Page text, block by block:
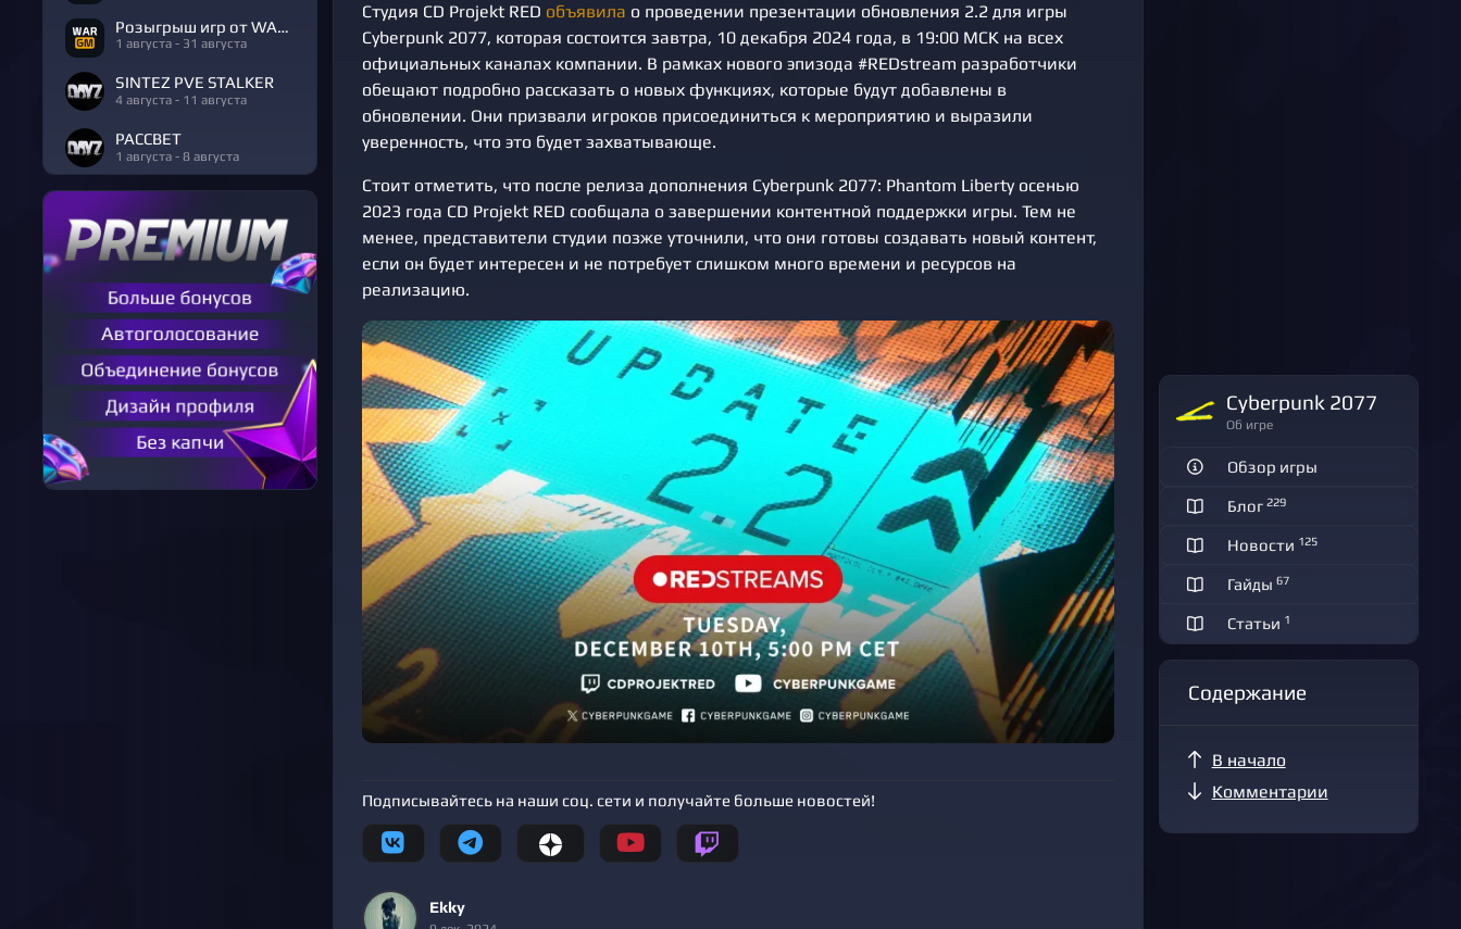
Розыгрыш игр от WARGM
1 августа - 31 августа
SINTEZ PVE STALKER
4 августа - 11 августа
РАССВЕТ
1 августа - 8 августа
Студия CD Projekt RED объявила о проведении презентации обновления 2.2 для игры
Cyberpunk 2077, которая состоится завтра, 10 декабря 2024 года, в 19:00 МСК на всех
официальных каналах компании. В рамках нового эпизода #REDstream разработчики
обещают подробно рассказать о новых функциях, которые будут добавлены в
обновлении. Они призвали игроков присоединиться к мероприятию и выразили
уверенность, что это будет захватывающе.
Стоит отметить, что после релиза дополнения Cyberpunk 2077: Phantom Liberty осенью
2023 года CD Projekt RED сообщала о завершении контентной поддержки игры. Тем не
менее, представители студии позже уточнили, что они готовы создавать новый контент,
если он будет интересен и не потребует слишком много времени и ресурсов на
реализацию.
Подписывайтесь на наши соц. сети и получайте больше новостей!
Ekky
Cyberpunk 2077
Об игре
Обзор игры
Блог 229
Новости 125
Гайды 67
Статьи 1
Содержание
В начало
Комментарии